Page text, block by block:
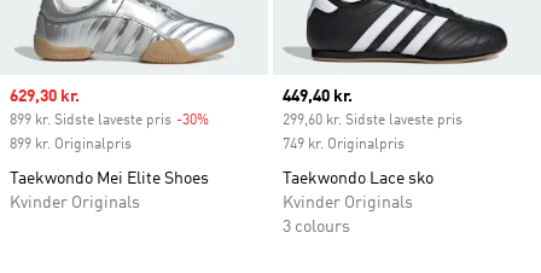
Sale price
629,30 kr.
899 kr. Sidste laveste pris -30%
899 kr. Originalpris
Taekwondo Mei Elite Shoes
Kvinder Originals
Current price
449,40 kr.
299,60 kr. Sidste laveste pris
749 kr. Originalpris
Taekwondo Lace sko
Kvinder Originals
3 colours